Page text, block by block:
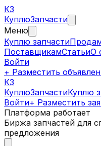
КЗ
КуплюЗапчасти
Меню
Куплю запчасти
ПоставщикамСтатьиО
Войти
+ Разместить
КЗ
КуплюЗапчастиКуплю
Войти+ Разместить
Платформа работает
Биржа запчастей для
предложения